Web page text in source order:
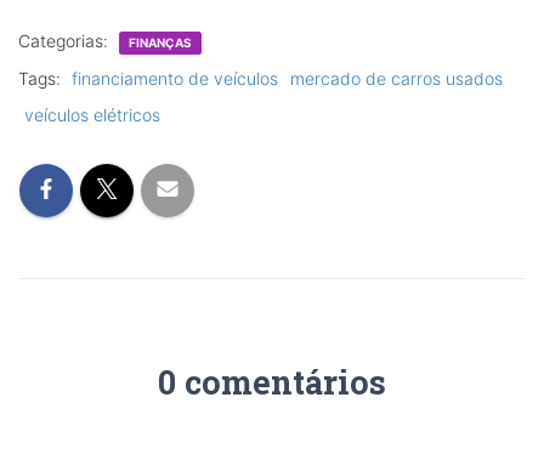
Categorias: FINANÇAS
Tags: financiamento de veículos
mercado de carros usados
veículos elétricos
0 comentários